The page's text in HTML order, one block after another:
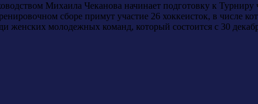
Михаила Чеканова начинает подготовку к
сборе примут участие 26 хоккеисток, в числе
женских молодежных команд, который состоится с 30